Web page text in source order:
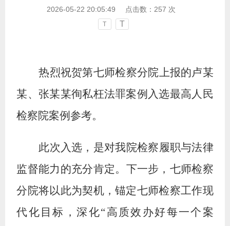
2026-05-22 20:05:49 点击数： 257 次
T T
热烈祝贺第七师检察分院上报的卢某
某、张某某徇私枉法罪案例入选最高人民
检察院案例参考。
此次入选，是对我院检察履职与法律
监督能力的充分肯定。 下一步，七师检察
分院将以此为契机，锚定七师检察工作现
代化目标，深化“高质效办好每一个案